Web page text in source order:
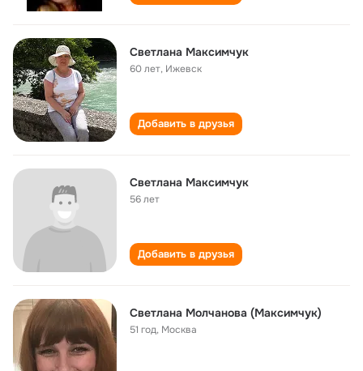
Светлана Максимчук
60 лет, Ижевск
Добавить в друзья
Светлана Максимчук
56 лет
Добавить в друзья
Светлана Молчанова (Максимчук)
51 год, Москва